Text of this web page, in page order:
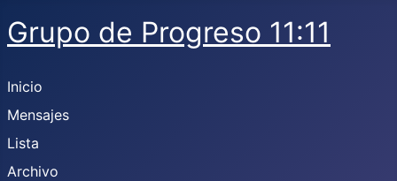
Grupo de Progreso 11:11
Inicio
Mensajes
Lista
Archivo